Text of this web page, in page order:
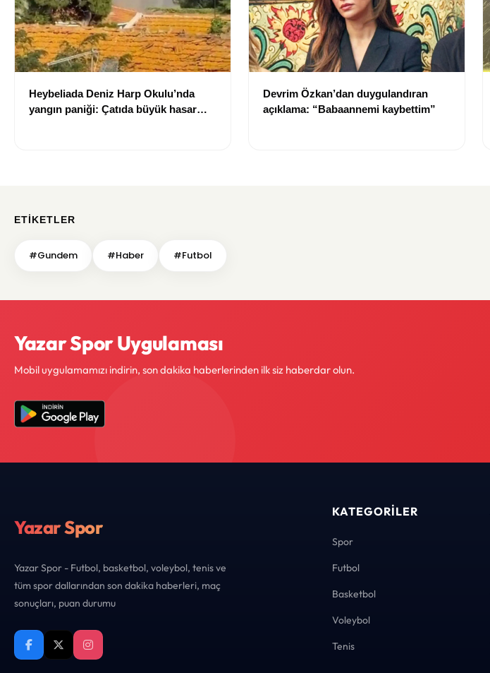
Heybeliada Deniz Harp Okulu’nda
yangın paniği: Çatıda büyük hasar
Devrim Özkan’dan duygulandıran
açıklama: “Babaannemi kaybettim”
ETIKETLER
#Gundem #Haber #Futbol
Yazar Spor Uygulaması
Mobil uygulamamızı indirin, son dakika haberlerinden ilk siz haberdar olun.
Yazar Spor
Yazar Spor - Futbol, basketbol, voleybol, tenis ve
tüm spor dallarından son dakika haberleri, maç
sonuçları, puan durumu
KATEGORILER
Spor
Futbol
Basketbol
Voleybol
Tenis